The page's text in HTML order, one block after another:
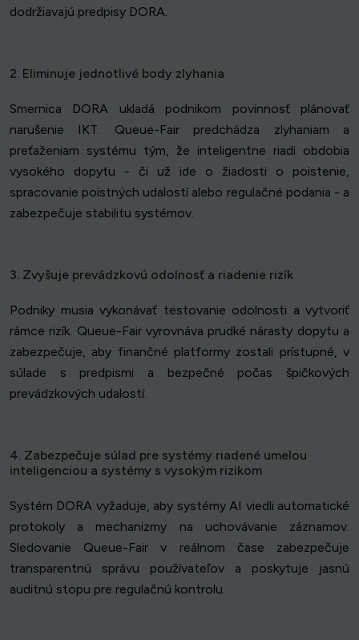
dodržiavajú predpisy DORA.
2. Eliminuje jednotlivé body zlyhania
Smernica DORA ukladá podnikom povinnosť plánovať
narušenie IKT. Queue-Fair predchádza zlyhaniam a
preťaženiam systému tým, že inteligentne riadi obdobia
vysokého dopytu - či už ide o žiadosti o poistenie,
spracovanie poistných udalostí alebo regulačné podania - a
zabezpečuje stabilitu systémov.
3. Zvyšuje prevádzkovú odolnosť a riadenie rizík
Podniky musia vykonávať testovanie odolnosti a vytvoriť
rámce rizík. Queue-Fair vyrovnáva prudké nárasty dopytu a
zabezpečuje, aby finančné platformy zostali prístupné, v
súlade s predpismi a bezpečné počas špičkových
prevádzkových udalostí.
4. Zabezpečuje súlad pre systémy riadené umelou
inteligenciou a systémy s vysokým rizikom
Systém DORA vyžaduje, aby systémy AI viedli automatické
protokoly a mechanizmy na uchovávanie záznamov.
Sledovanie Queue-Fair v reálnom čase zabezpečuje
transparentnú správu používateľov a poskytuje jasnú
auditnú stopu pre regulačnú kontrolu.